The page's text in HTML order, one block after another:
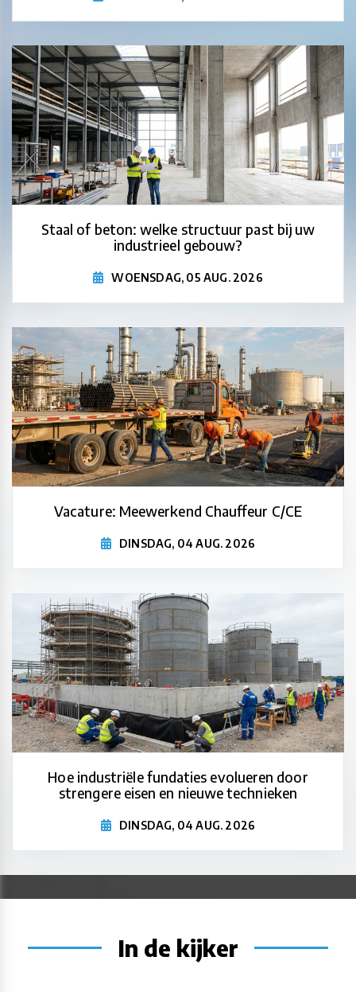
Staal of beton: welke structuur past bij uw
industrieel gebouw?
WOENSDAG, 05 AUG. 2026
Vacature: Meewerkend Chauffeur C/CE
DINSDAG, 04 AUG. 2026
Hoe industriële fundaties evolueren door
strengere eisen en nieuwe technieken
DINSDAG, 04 AUG. 2026
In de kijker